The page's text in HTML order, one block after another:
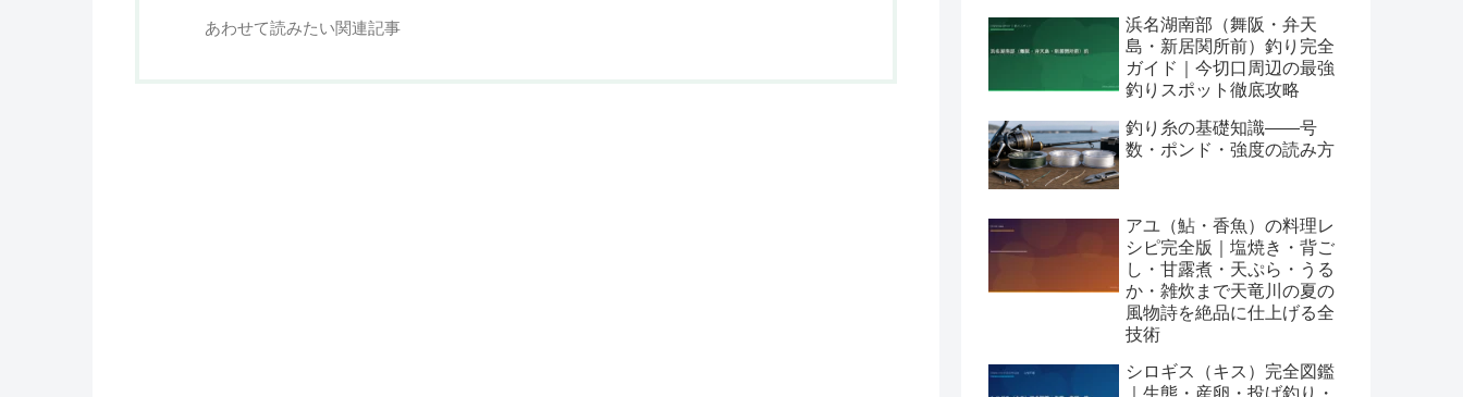
あわせて読みたい関連記事
浜名湖南部（舞阪・弁天
島・新居関所前）釣り完全
ガイド｜今切口周辺の最強
釣りスポット徹底攻略
釣り糸の基礎知識——号
数・ポンド・強度の読み方
アユ（鮎・香魚）の料理レ
シピ完全版｜塩焼き・背ご
し・甘露煮・天ぷら・うる
か・雑炊まで天竜川の夏の
風物詩を絶品に仕上げる全
技術
シロギス（キス）完全図鑑
｜生態・産卵・投げ釣り・